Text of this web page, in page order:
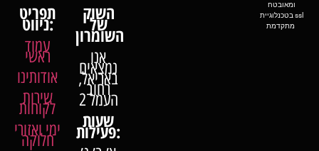
תפריט
ניווט:
עמוד
ראשי
אודותינו
שירות
לקוחות
ימי ואזורי
חלוקה
השוק
של
אנו
נמצאים
באריאל,
רחוב
העמל 2
שעותפעילות:
ומאובטח
בטכנלוגיית ssl